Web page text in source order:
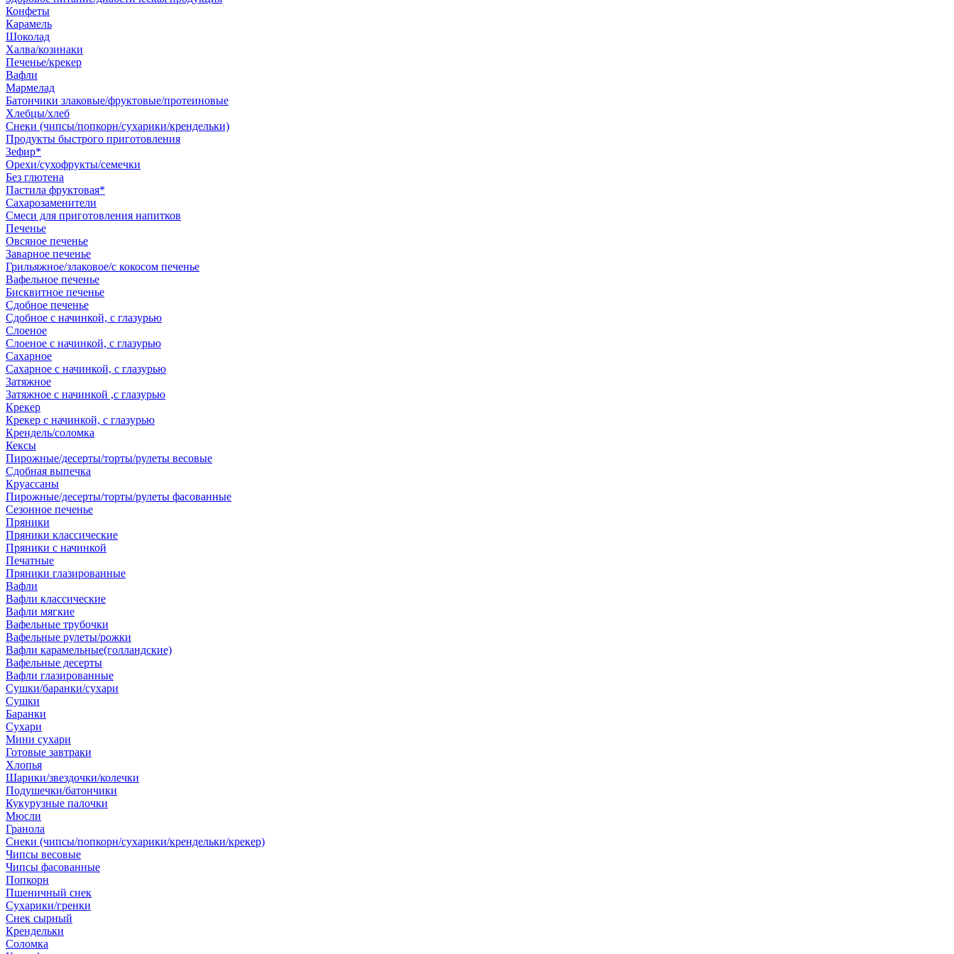
Конфеты
Карамель
Шоколад
Халва/козинаки
Печенье/крекер
Вафли
Мармелад
Батончики злаковые/фруктовые/протеиновые
Хлебцы/хлеб
Снеки (чипсы/попкорн/сухарики/крендельки)
Продукты быстрого приготовления
Зефир*
Орехи/сухофрукты/семечки
Без глютена
Пастила фруктовая*
Сахарозаменители
Смеси для приготовления напитков
Печенье
Овсяное печенье
Заварное печенье
Грильяжное/злаковое/с кокосом печенье
Вафельное печенье
Бисквитное печенье
Сдобное печенье
Сдобное с начинкой, с глазурью
Слоеное
Слоеное с начинкой, с глазурью
Сахарное
Сахарное с начинкой, с глазурью
Затяжное
Затяжное с начинкой ,с глазурью
Крекер
Крекер с начинкой, с глазурью
Крендель/соломка
Кексы
Пирожные/десерты/торты/рулеты весовые
Сдобная выпечка
Круассаны
Пирожные/десерты/торты/рулеты фасованные
Сезонное печенье
Пряники
Пряники классические
Пряники с начинкой
Печатные
Пряники глазированные
Вафли
Вафли классические
Вафли мягкие
Вафельные трубочки
Вафельные рулеты/рожки
Вафли карамельные(голландские)
Вафельные десерты
Вафли глазированные
Сушки/баранки/сухари
Сушки
Баранки
Сухари
Мини сухари
Готовые завтраки
Хлопья
Шарики/звездочки/колечки
Подушечки/батончики
Кукурузные палочки
Мюсли
Гранола
Снеки (чипсы/попкорн/сухарики/крендельки/крекер)
Чипсы весовые
Чипсы фасованные
Попкорн
Пшеничный снек
Сухарики/гренки
Снек сырный
Крендельки
Соломка